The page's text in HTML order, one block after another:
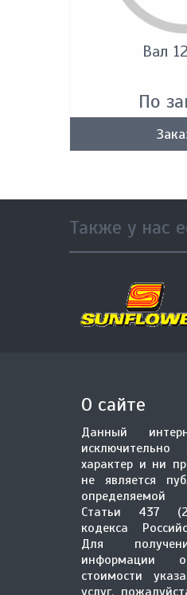
Вал
По
Также у нас
О сайте
Данный
исключительно
характер и ни
не является
Статьи 437
кодекса
Для
стоимости
услуг,